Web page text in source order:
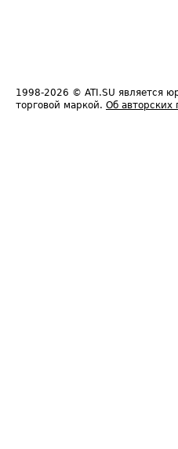
1998-2026 © ATI.SU является
торговой маркой. Об авторских